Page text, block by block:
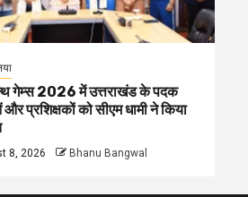
गेम्स 2026 में उत्तराखंड के पदक
प्रशिक्षकों को सीएम धामी ने किया
8, 2026 Bhanu Bangwal